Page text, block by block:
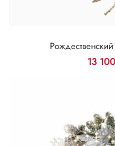
13 100